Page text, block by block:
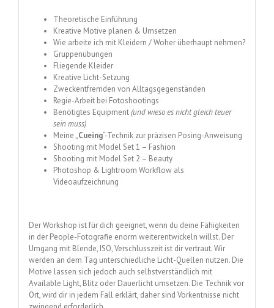
Theoretische Einführung
Kreative Motive planen & Umsetzen
Wie arbeite ich mit Kleidern / Woher überhaupt nehmen?
Gruppenübungen
Fliegende Kleider
Kreative Licht-Setzung
Zweckentfremden von Alltagsgegenständen
Regie-Arbeit bei Fotoshootings
Benötigtes Equipment(und wieso es nicht gleich teuer
sein muss)
Meine „Cueing“-Technik zur präzisen Posing-Anweisung
Shooting mit Model Set 1 – Fashion
Shooting mit Model Set 2 – Beauty
Photoshop & Lightroom Workflow als
Videoaufzeichnung
Der Workshop ist für dich geeignet, wenn du deine Fähigkeiten
in der People-Fotografie enorm weiterentwickeln willst. Der
Umgang mit Blende, ISO, Verschlusszeit ist dir vertraut. Wir
werden an dem Tag unterschiedliche Licht-Quellen nutzen. Die
Motive lassen sich jedoch auch selbstverständlich mit
Available Light, Blitz oder Dauerlicht umsetzen. Die Technik vor
Ort, wird dir in jedem Fall erklärt, daher sind Vorkentnisse nicht